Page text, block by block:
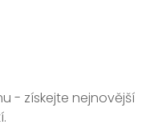
- získejte nejnovější